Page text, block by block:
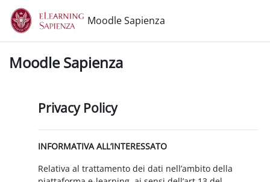
Vai al contenuto principale
Moodle Sapienza
Moodle Sapienza
Privacy Policy
INFORMATIVA ALL’INTERESSATO
Relativa al trattamento dei dati nell’ambito della